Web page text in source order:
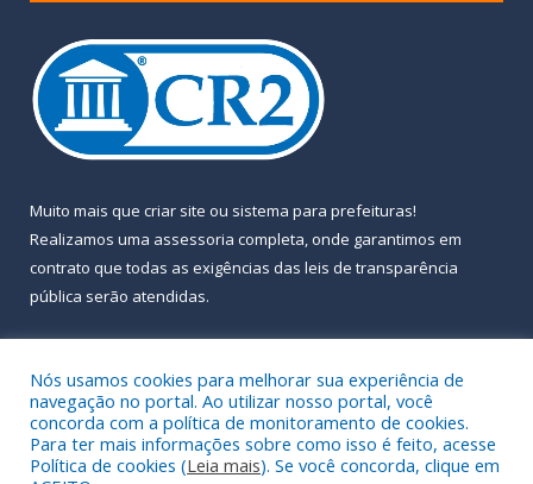
Muito mais que criar site ou sistema para prefeituras!
Realizamos uma assessoria completa, onde garantimos em
contrato que todas as exigências das leis de transparência
pública serão atendidas.
Todos os direitos reservados a Prefeitura Municipal de Almeirim.
Nós usamos cookies para melhorar sua experiência de
navegação no portal. Ao utilizar nosso portal, você
concorda com a política de monitoramento de cookies.
Para ter mais informações sobre como isso é feito, acesse
Política de cookies (Leia mais). Se você concorda, clique em